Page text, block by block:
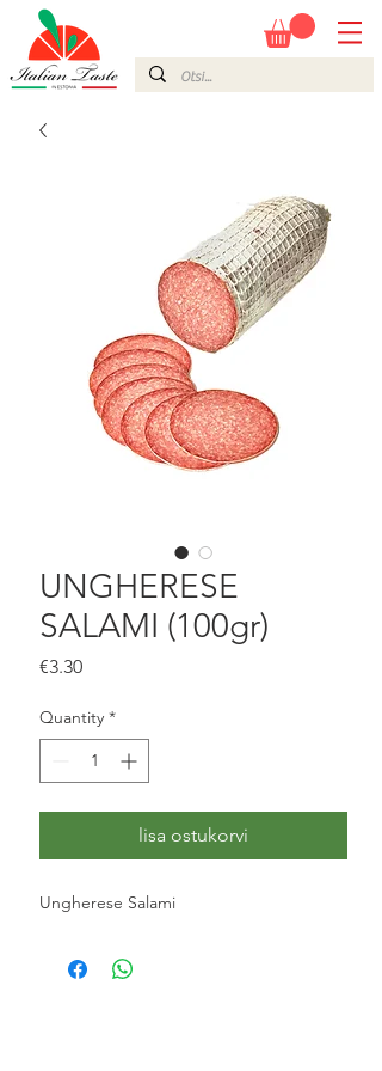
UNGHERESE
SALAMI (100gr)
€3.30Price
Quantity *
lisa ostukorvi
Ungherese Salami